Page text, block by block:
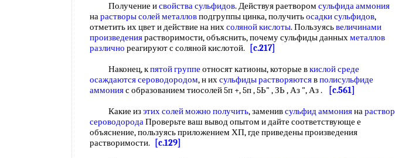
Получение исвойства сульфидов. Действуя раетвором сульфида аммония
нарастворы солей металловподгруппы цинка, получитьосадки сульфидов,
отметить их цвет и действие на нихсоляной кислоты. Пользуясьвеличинами
произведениярастворимости, объяснить, почему сульфиды данныхметаллов
различно реагируют с соляной кислотой.
[c.217]
Наконец, кпятой группе относят катионы, которые вкислой среде
осаждаются сероводородом, н ихсульфиды растворяютсявполисульфиде
аммонияс образованием тиосолей 5п +, 5п , 5Ь" , ЗЬ , Аз ", Аз .
[c.561]
Какие изэтих солейможно получить, заменивсульфид аммониянараствор
сероводородаПроверьте ваш вывод опытом и дайте соответствующе е
объяснение, пользуясь приложением ХП, где приведены произведения
растворимости.
[c.129]